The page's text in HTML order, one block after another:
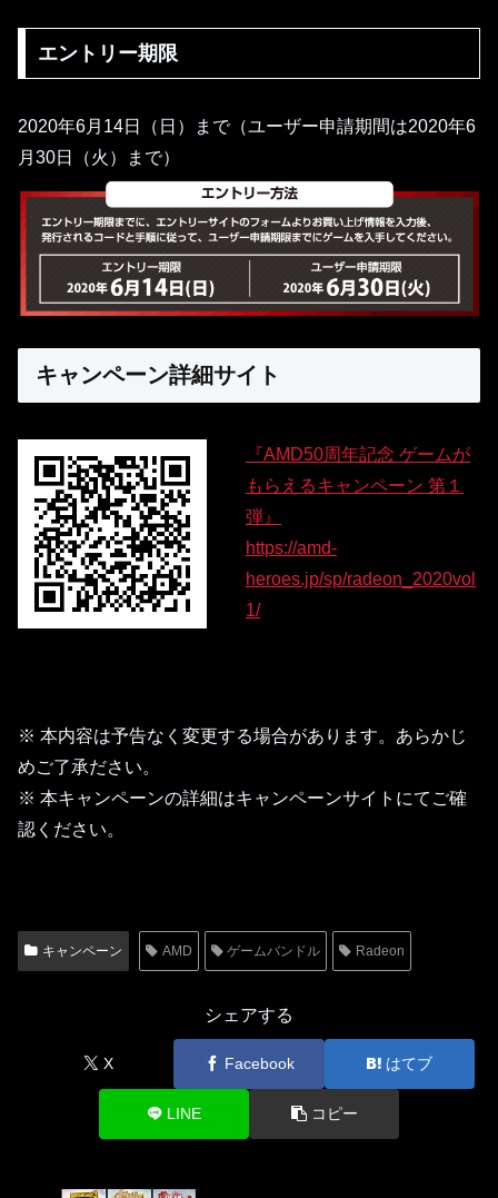
エントリー期限
2020年6月14日（日）まで（ユーザー申請期間は2020年6
月30日（火）まで）
キャンペーン詳細サイト
『AMD50周年記念 ゲームが
もらえるキャンペーン 第１
弾』
https://amd-
heroes.jp/sp/radeon_2020vol
1/
※ 本内容は予告なく変更する場合があります。あらかじ
めご了承ださい。
※ 本キャンペーンの詳細はキャンペーンサイトにてご確
認ください。
キャンペーン AMD ゲームバンドル Radeon
シェアする
X Facebook はてブ
LINE コピー